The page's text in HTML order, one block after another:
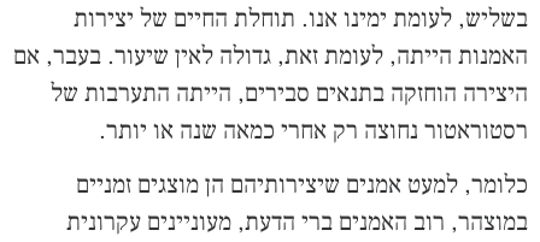
בשליש, לעומת ימינו אנו. תוחלת החיים של יצירות
האמנות הייתה, לעומת זאת, גדולה לאין שיעור. בעבר, אם
היצירה הוחזקה בתנאים סבירים, הייתה התערבות של
רסטוראטור נחוצה רק אחרי כמאה שנה או יותר.
כלומר, למעט אמנים שיצירותיהם הן מוצגים זמניים
במוצהר, רוב האמנים ברי הדעת, מעוניינים עקרונית